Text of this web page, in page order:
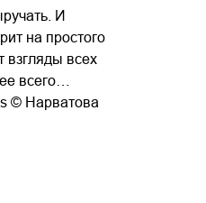
И
на простого
взгляды всех
всего…
© Нарватова